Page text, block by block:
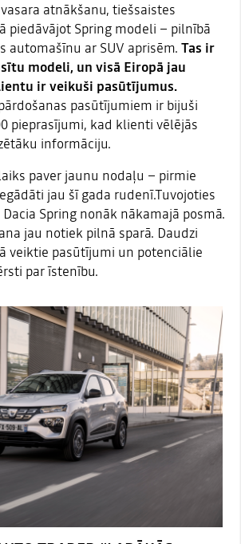
atnākšanu, tiešsaistes
piedāvājot Spring modeli – pilnībā
automašīnu ar SUV aprisēm.Tas ir
modeli, un visā Eiropā jau
ir veikuši pasūtījumus.
pasūtījumiem ir bijuši
pieprasījumi, kad klienti vēlējās
informāciju.
paver jaunu nodaļu – pirmie
jau šī gada rudenī.Tuvojoties
Spring nonāk nākamajā posmā.
jau notiek pilnā sparā. Daudzi
veiktie pasūtījumi un potenciālie
par īstenību.